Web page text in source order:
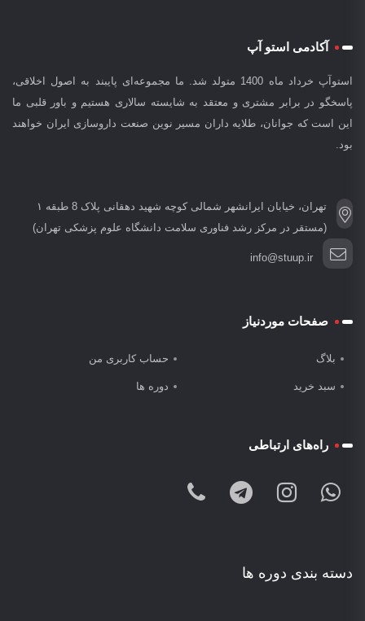
آکادمی استو آپ
استوآپ خرداد ماه 1400 متولد شد. ما مجموعه‌ای پایبند به اصول اخلاقی،
پاسخگو در برابر مشتری و معتقد به شایسته سالاری هستیم و باور قلبی ما
این است که جوانان، طلایه داران مسیر نوین صنعت داروسازی ایران خواهند
بود.
تهران، خیابان ایرانشهر شمالی کوچه شهید دهقانی پلاک 8 طبقه ۱
(مستقر در مرکز رشد فناوری سلامت دانشگاه علوم پزشکی تهران)
info@stuup.ir
صفحات موردنیاز
بلاگ حساب کاربری من
سبد خرید دوره ها
راه‌های ارتباطی
دسته بندی دوره ها